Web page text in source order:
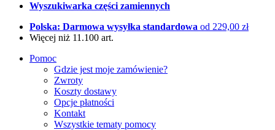
Wyszukiwarka części zamiennych
Polska: Darmowa wysyłka standardowa od 229,00 zł
Więcej niż 11.100 art.
Pomoc
Gdzie jest moje zamówienie?
Zwroty
Koszty dostawy
Opcje płatności
Kontakt
Wszystkie tematy pomocy